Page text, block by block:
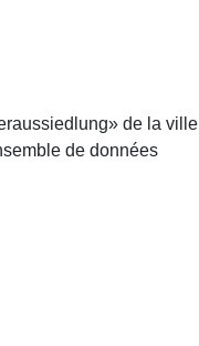
de la ville
de données